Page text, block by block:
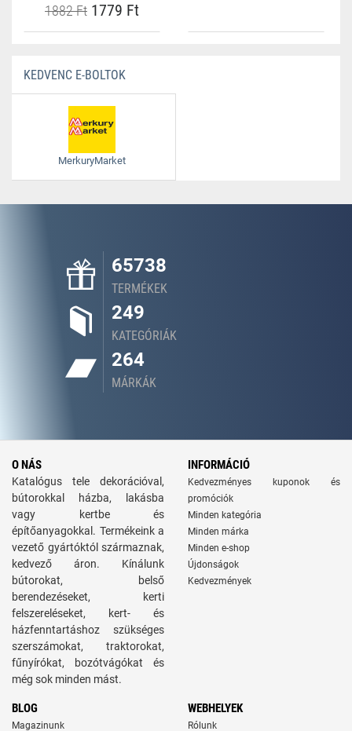
1882 Ft 1779 Ft
KEDVENC E-BOLTOK
MerkuryMarket
65738
TERMÉKEK
249
KATEGÓRIÁK
264
MÁRKÁK
O NÁS
Katalógus tele dekorációval,
bútorokkal házba, lakásba
vagy kertbe és
építőanyagokkal. Termékeink a
vezető gyártóktól származnak,
kedvező áron. Kínálunk
bútorokat, belső
berendezéseket, kerti
felszereléseket, kert- és
házfenntartáshoz szükséges
szerszámokat, traktorokat,
fűnyírókat, bozótvágókat és
még sok minden mást.
INFORMÁCIÓ
Kedvezményes kuponok és
promóciók
Minden kategória
Minden márka
Minden e-shop
Újdonságok
Kedvezmények
BLOG
Magazinunk
WEBHELYEK
Rólunk